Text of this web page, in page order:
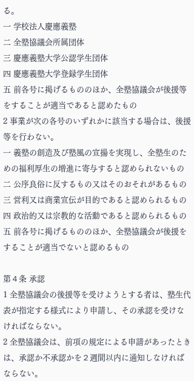
る。
一 学校法人慶應義塾
二 全塾協議会所属団体
三 慶應義塾大学公認学生団体
四 慶應義塾大学登録学生団体
五 前各号に掲げるもののほか、全塾協議会が後援等
をすることが適当であると認めたもの
2 事業が次の各号のいずれかに該当する場合は、後援
等を行わない。
一 義塾の創造及び塾風の宣揚を実現し、全塾生のた
めの福利厚生の増進に寄与すると認められないもの
二 公序良俗に反するもの又はそのおそれがあるもの
三 営利又は商業宣伝が目的であると認められるもの
四 政治的又は宗教的な活動であると認められるもの
五 前各号に掲げるもののほか、全塾協議会が後援を
することが適当でないと認めるもの
第４条 承認
1 全塾協議会の後援等を受けようとする者は、塾生代
表が指定する様式により申請し、その承認を受けな
ければならない。
2 全塾協議会は、前項の規定による申請があったとき
は、承認か不承認かを２週間以内に通知しなければ
ならない。